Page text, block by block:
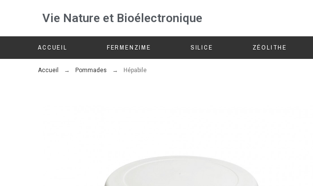
Vie Nature et Bioélectronique
ACCUEIL FERMENZIME SILICE ZÉOLITHE
Accueil Pommades Hépabile